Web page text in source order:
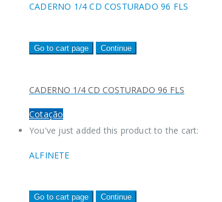
CADERNO 1/4 CD COSTURADO 96 FLS
Go to cart page Continue
CADERNO 1/4 CD COSTURADO 96 FLS
Cotação
You've just added this product to the cart:
ALFINETE
Go to cart page Continue